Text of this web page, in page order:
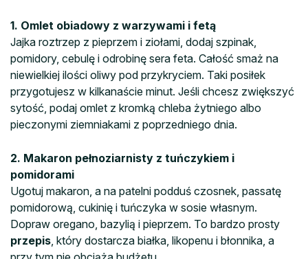
1. Omlet obiadowy z warzywami i fetą
Jajka roztrzep z pieprzem i ziołami, dodaj szpinak,
pomidory, cebulę i odrobinę sera feta. Całość smaż na
niewielkiej ilości oliwy pod przykryciem. Taki posiłek
przygotujesz w kilkanaście minut. Jeśli chcesz zwiększyć
sytość, podaj omlet z kromką chleba żytniego albo
pieczonymi ziemniakami z poprzedniego dnia.
2. Makaron pełnoziarnisty z tuńczykiem i
pomidorami
Ugotuj makaron, a na patelni podduś czosnek, passatę
pomidorową, cukinię i tuńczyka w sosie własnym.
Dopraw oregano, bazylią i pieprzem. To bardzo prosty
przepis, który dostarcza białka, likopenu i błonnika, a